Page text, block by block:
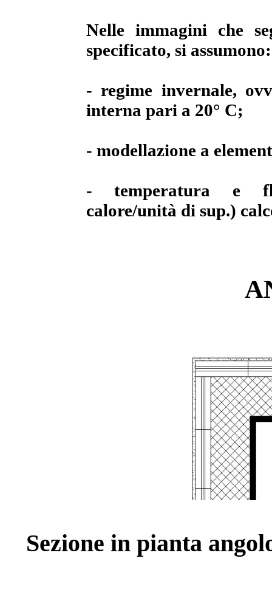
Nelle immagini che
specificato, si assumono:
- regime invernale,
interna pari a 20° C;
- modellazione a
- temperatura e
calore/unità di sup.)
Sezione in pianta